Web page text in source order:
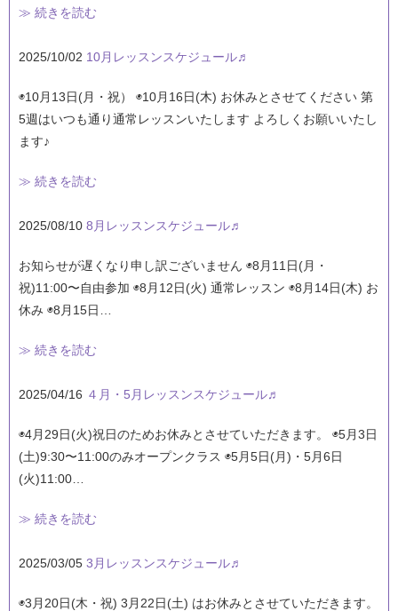
≫ 続きを読む
2025/10/02 10月レッスンスケジュール♬
◉10月13日(月・祝） ◉10月16日(木) お休みとさせてください 第
5週はいつも通り通常レッスンいたします よろしくお願いいたし
ます♪
≫ 続きを読む
2025/08/10 8月レッスンスケジュール♬
お知らせが遅くなり申し訳ございません ◉8月11日(月・
祝)11:00〜自由参加 ◉8月12日(火) 通常レッスン ◉8月14日(木) お
休み ◉8月15日…
≫ 続きを読む
2025/04/16 ４月・5月レッスンスケジュール♬
◉4月29日(火)祝日のためお休みとさせていただきます。 ◉5月3日
(土)9:30〜11:00のみオープンクラス ◉5月5日(月)・5月6日
(火)11:00…
≫ 続きを読む
2025/03/05 3月レッスンスケジュール♬
◉3月20日(木・祝) 3月22日(土) はお休みとさせていただきます。